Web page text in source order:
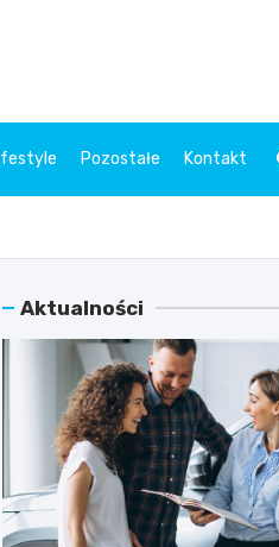
Pozostałe Kontakt
Aktualności